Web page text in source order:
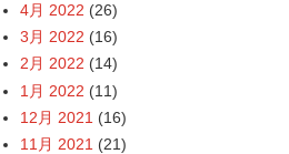
4月 2022 (26)
3月 2022 (16)
2月 2022 (14)
1月 2022 (11)
12月 2021 (16)
11月 2021 (21)